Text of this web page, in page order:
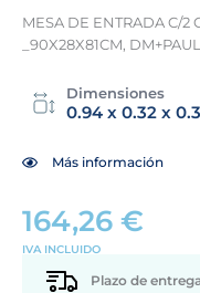
MESA DE ENTRADA C/2
_90X28X81CM,
Dimensiones
0.94 x 0.32 x
Más información
164,26 €
IVA INCLUIDO
Plazo de